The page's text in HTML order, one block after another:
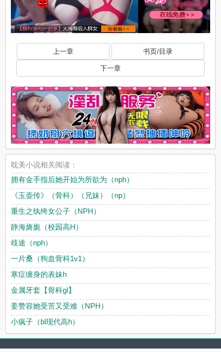
上一章 书页/目录
下一章
耽美小说相关阅读：
拥有金手指后她开始为所欲为（nph）
《玉壶传》（骨科）（兄妹）（np）
重生之纨绔女公子（NPH）
静海旖旎（校园高H）
歧途（nph）
一片桑（狗血骨科1v1）
寒症缠身的表妹h
金属牙套【骨科gl】
姜赞容她受苦又受难（NPH）
小疯子（bl现代高h）